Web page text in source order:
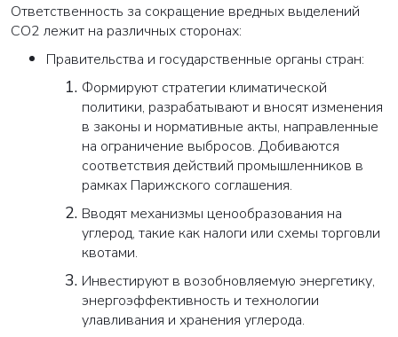
Ответственность за сокращение вредных выделений
CO2 лежит на различных сторонах:
Правительства и государственные органы стран:
Формируют стратегии климатической
политики, разрабатывают и вносят изменения
в законы и нормативные акты, направленные
на ограничение выбросов. Добиваются
соответствия действий промышленников в
рамках Парижского соглашения.
Вводят механизмы ценообразования на
углерод, такие как налоги или схемы торговли
квотами.
Инвестируют в возобновляемую энергетику,
энергоэффективность и технологии
улавливания и хранения углерода.